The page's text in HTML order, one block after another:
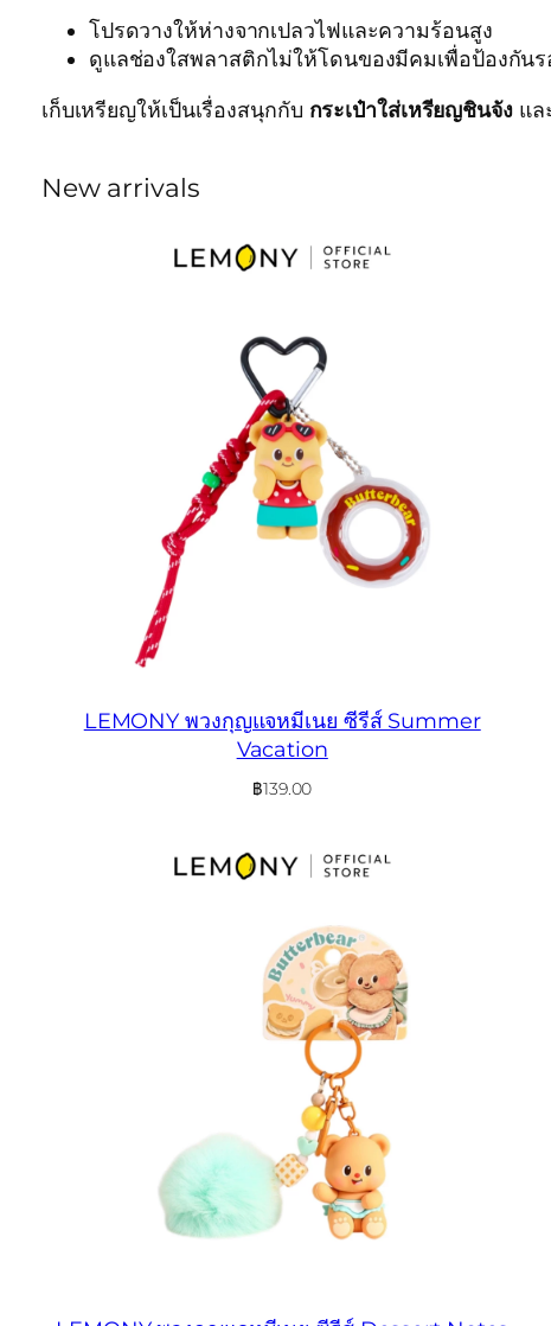
โปรดวางให้ห่างจากเปลวไฟและความร้อนสูง
ดูแลช่องใสพลาสติกไม่ให้โดนของมีคมเพื่อป้องกัน
เก็บเหรียญให้เป็นเรื่องสนุกกับ กระเป๋าใส่เหรียญชินจังแล
New arrivals
LEMONY พวงกุญแจหมีเนย ซีรีส์ Summer
Vacation
฿139.00